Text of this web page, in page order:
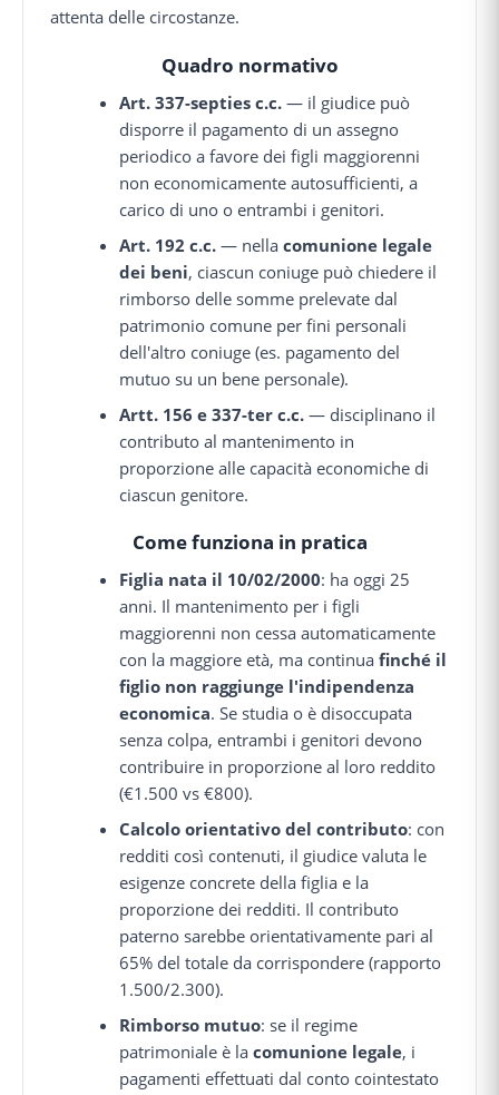
attenta delle circostanze.
Quadro normativo
Art. 337-septies c.c. — il giudice può
disporre il pagamento di un assegno
periodico a favore dei figli maggiorenni
non economicamente autosufficienti, a
carico di uno o entrambi i genitori.
Art. 192 c.c. — nellacomunione legale
dei beni, ciascun coniuge può chiedere il
rimborso delle somme prelevate dal
patrimonio comune per fini personali
dell'altro coniuge (es. pagamento del
mutuo su un bene personale).
Artt. 156 e 337-ter c.c. — disciplinano il
contributo al mantenimento in
proporzione alle capacità economiche di
ciascun genitore.
Come funziona in pratica
Figlia nata il 10/02/2000: ha oggi 25
anni. Il mantenimento per i figli
maggiorenni non cessa automaticamente
con la maggiore età, ma continuafinché il
figlio non raggiunge l'indipendenza
economica. Se studia o è disoccupata
senza colpa, entrambi i genitori devono
contribuire in proporzione al loro reddito
(€1.500 vs €800).
Calcolo orientativo del contributo: con
redditi così contenuti, il giudice valuta le
esigenze concrete della figlia e la
proporzione dei redditi. Il contributo
paterno sarebbe orientativamente pari al
65% del totale da corrispondere (rapporto
1.500/2.300).
Rimborso mutuo: se il regime
patrimoniale è lacomunione legale, i
pagamenti effettuati dal conto cointestato